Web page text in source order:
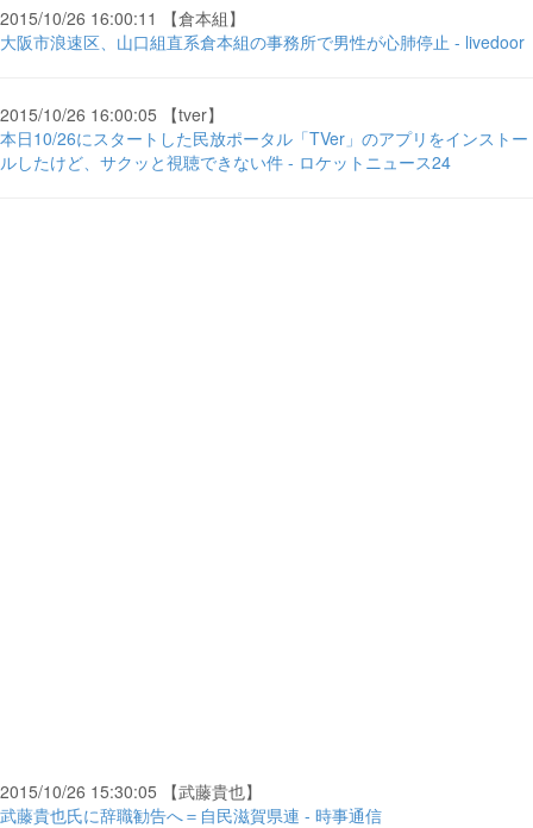
2015/10/26 16:00:11 【倉本組】
大阪市浪速区、山口組直系倉本組の事務所で男性が心肺停止 - livedoor
2015/10/26 16:00:05 【tver】
本日10/26にスタートした民放ポータル「TVer」のアプリをインストー
ルしたけど、サクッと視聴できない件 - ロケットニュース24
2015/10/26 15:30:05 【武藤貴也】
武藤貴也氏に辞職勧告へ＝自民滋賀県連 - 時事通信